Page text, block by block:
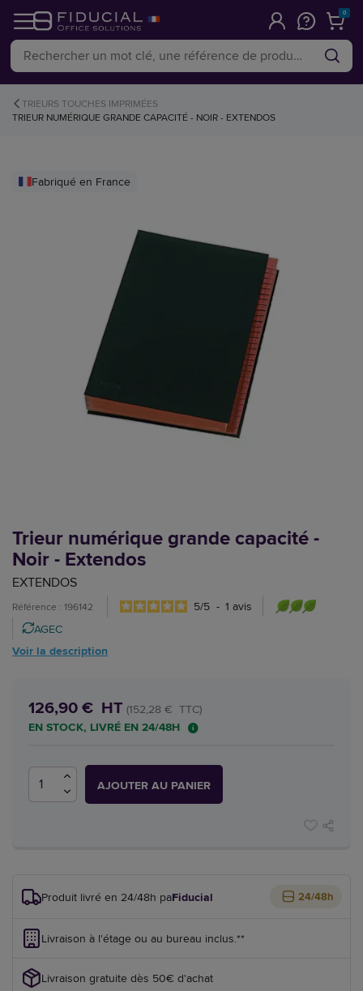
0
TRIEURS TOUCHES IMPRIMÉES
TRIEUR NUMÉRIQUE GRANDE CAPACITÉ - NOIR - EXTENDOS
Fabriqué en France
Trieur numérique grande capacité -
Noir - Extendos
EXTENDOS
Référence : 196142 5/5 - 1 avis
AGEC
Voir la description
126,90 € HT (152,28 € TTC)
EN STOCK, LIVRÉ EN 24/48H
AJOUTER AU PANIER
Produit livré en 24/48h parFiducial 24/48h
Livraison à l'étage ou au bureau inclus.**
Livraison gratuite dès 50€ d'achat